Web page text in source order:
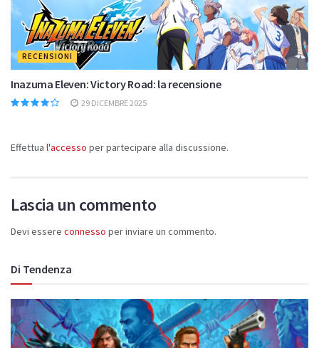
RECENSIONI
Inazuma Eleven: Victory Road: la recensione
29 DICEMBRE 2025
Effettua l'accesso per partecipare alla discussione.
Lascia un commento
Devi essere connesso per inviare un commento.
Di Tendenza